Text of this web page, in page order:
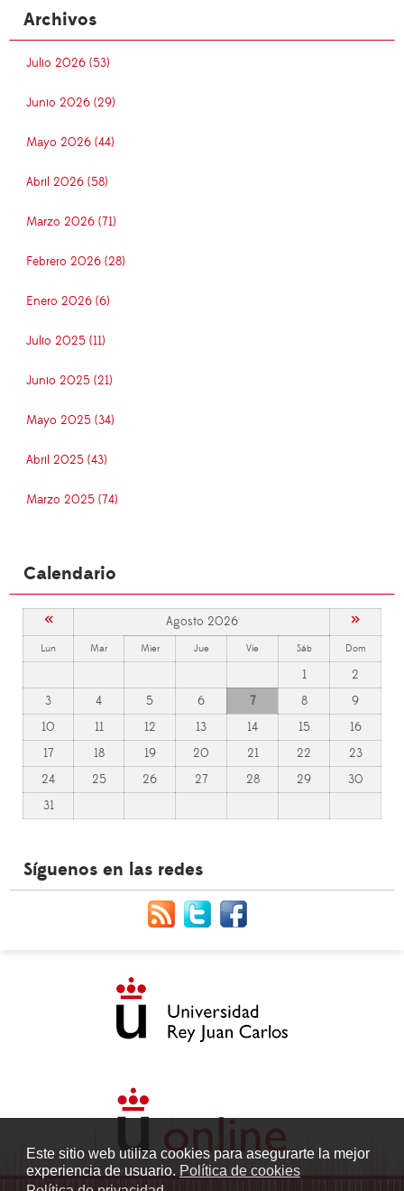
Este sitio web utiliza cookies para asegurarte la mejor
experiencia de usuario. Política de cookies
Archivos
Julio 2026 (53)
Junio 2026 (29)
Mayo 2026 (44)
Abril 2026 (58)
Marzo 2026 (71)
Febrero 2026 (28)
Enero 2026 (6)
Julio 2025 (11)
Junio 2025 (21)
Mayo 2025 (34)
Abril 2025 (43)
Marzo 2025 (74)
Calendario
« Agosto 2026 »
Lun Mar Mier Jue Vie Sáb Dom
1
2
3
4 5 6 7 8
9
10
11 12 13 14 15
16
17
18 19 20 21 22
23
24
25 26 27 28 29
30
31
Síguenos en las redes